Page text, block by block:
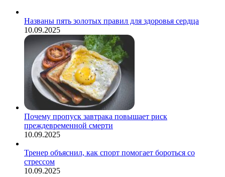
Названы пять золотых правил для здоровья сердца
10.09.2025
Почему пропуск завтрака повышает риск
преждевременной смерти
10.09.2025
Тренер объяснил, как спорт помогает бороться со
стрессом
10.09.2025